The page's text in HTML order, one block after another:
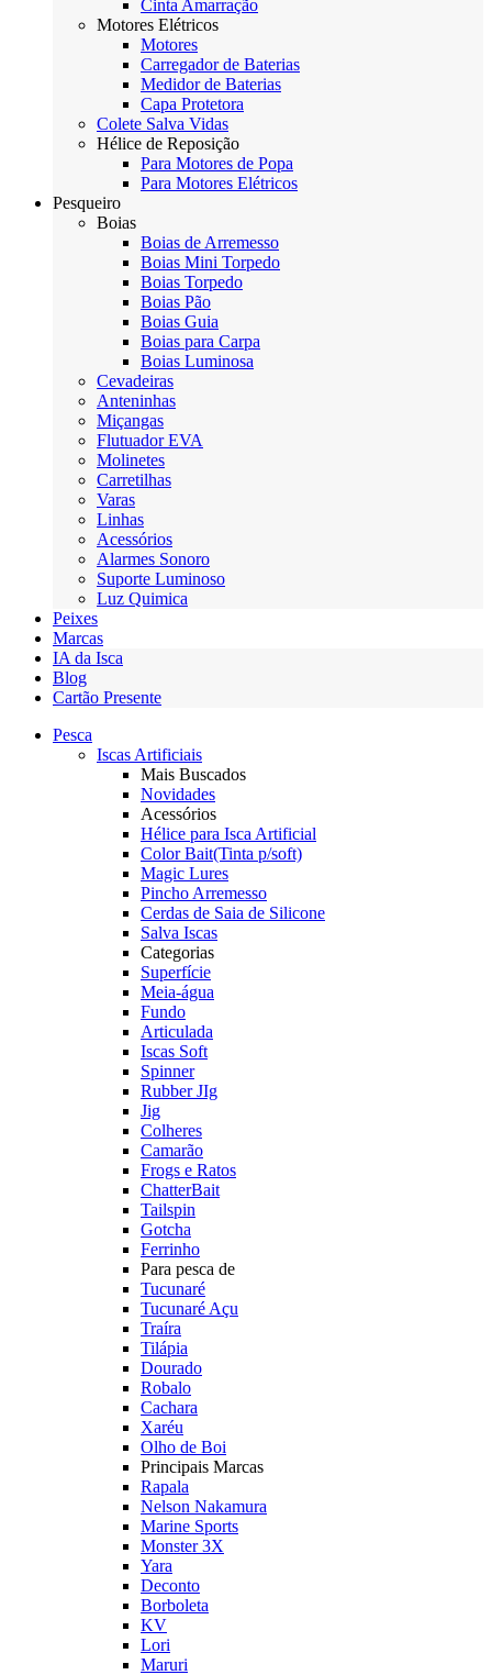
Cinta Amarração
Motores Elétricos
Motores
Carregador de Baterias
Medidor de Baterias
Capa Protetora
Colete Salva Vidas
Hélice de Reposição
Para Motores de Popa
Para Motores Elétricos
Pesqueiro
Boias
Boias de Arremesso
Boias Mini Torpedo
Boias Torpedo
Boias Pão
Boias Guia
Boias para Carpa
Boias Luminosa
Cevadeiras
Anteninhas
Miçangas
Flutuador EVA
Molinetes
Carretilhas
Varas
Linhas
Acessórios
Alarmes Sonoro
Suporte Luminoso
Luz Quimica
Peixes
Marcas
IA da Isca
Blog
Cartão Presente
Pesca
Iscas Artificiais
Mais Buscados
Novidades
Acessórios
Hélice para Isca Artificial
Color Bait(Tinta p/soft)
Magic Lures
Pincho Arremesso
Cerdas de Saia de Silicone
Salva Iscas
Categorias
Superfície
Meia-água
Fundo
Articulada
Iscas Soft
Spinner
Rubber JIg
Jig
Colheres
Camarão
Frogs e Ratos
ChatterBait
Tailspin
Gotcha
Ferrinho
Para pesca de
Tucunaré
Tucunaré Açu
Traíra
Tilápia
Dourado
Robalo
Cachara
Xaréu
Olho de Boi
Principais Marcas
Rapala
Nelson Nakamura
Marine Sports
Monster 3X
Yara
Deconto
Borboleta
KV
Lori
Maruri